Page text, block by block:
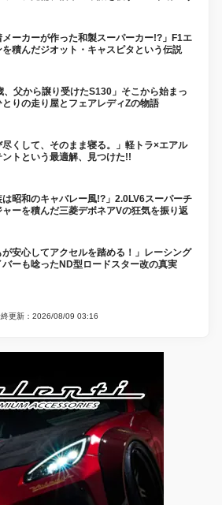
メーカーが作った和製スーパーカー!?」F1エ
を積んだジオット・キャスピタという伝説
、父から譲り受けたS130」そこから始まっ
とりの走り屋とフェアレディZの物語
尽くして、そのまま寝る。」軽トラ×エアル
ントという最適解、見つけた!!
は昭和のキャバレー風!?」2.0LV6スーパーチ
ャーを積んだ三菱デボネアVの狂気を振り返
が安心してアクセルを踏める！」レーシング
バーも唸ったND型ロードスター改の真実
更新：2026/08/09 03:16